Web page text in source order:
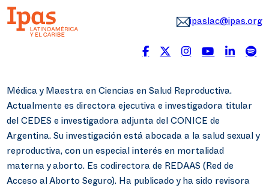
ipaslac@ipas.org
Médica y Maestra en Ciencias en Salud Reproductiva.
Actualmente es directora ejecutiva e investigadora titular
del CEDES e investigadora adjunta del CONICE de
Argentina. Su investigación está abocada a la salud sexual y
reproductiva, con un especial interés en mortalidad
materna y aborto. Es codirectora de REDAAS (Red de
Acceso al Aborto Seguro). Ha publicado y ha sido revisora